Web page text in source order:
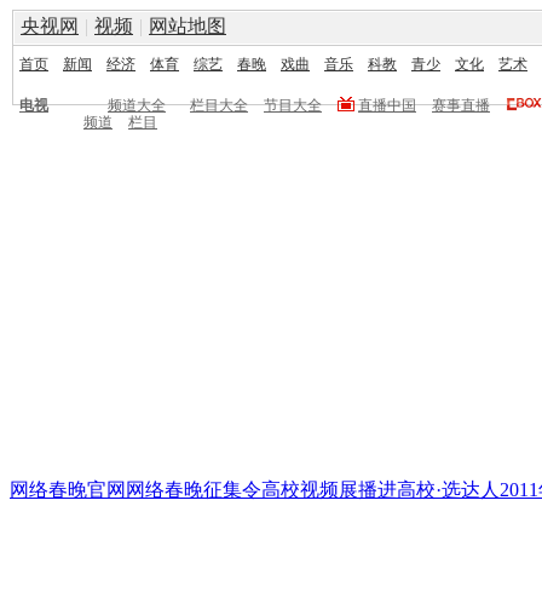
央视网 | 视频 | 网站地图
首页 新闻 经济 体育 综艺 春晚 戏曲 音乐 科教 青少 文化 艺术
电视 频道大全 栏目大全 节目大全 直播中国
赛事直播
频道
栏目
网络春晚官网 网络春晚征集令高校视频展播进高校·选达人